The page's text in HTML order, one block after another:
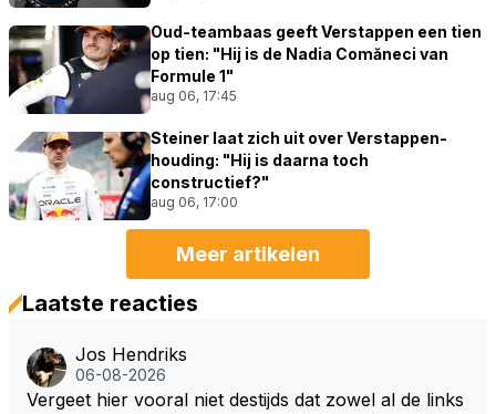
Oud-teambaas geeft Verstappen een tien
op tien: "Hij is de Nadia Comăneci van
Formule 1"
aug 06, 17:45
Steiner laat zich uit over Verstappen-
houding: "Hij is daarna toch
constructief?"
aug 06, 17:00
Meer artikelen
Laatste reacties
Jos Hendriks
06-08-2026
Vergeet hier vooral niet destijds dat zowel al de links